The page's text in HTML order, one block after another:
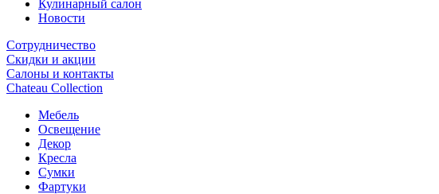
Кулинарный салон
Новости
Сотрудничество
Скидки и акции
Салоны и контакты
Chateau Collection
Мебель
Освещение
Декор
Кресла
Сумки
Фартуки